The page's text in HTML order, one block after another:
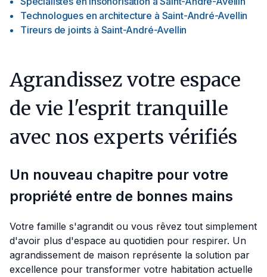
Technologues en architecture à Saint-André-Avellin
Tireurs de joints à Saint-André-Avellin
Agrandissez votre espace
de vie l'esprit tranquille
avec nos experts vérifiés
Un nouveau chapitre pour votre
propriété entre de bonnes mains
Votre famille s'agrandit ou vous rêvez tout simplement
d'avoir plus d'espace au quotidien pour respirer. Un
agrandissement de maison représente la solution par
excellence pour transformer votre habitation actuelle